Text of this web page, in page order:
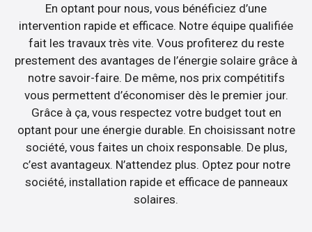
En optant pour nous, vous bénéficiez d’une
intervention rapide et efficace. Notre équipe qualifiée
fait les travaux très vite. Vous profiterez du reste
prestement des avantages de l’énergie solaire grâce à
notre savoir-faire. De même, nos prix compétitifs
vous permettent d’économiser dès le premier jour.
Grâce à ça, vous respectez votre budget tout en
optant pour une énergie durable. En choisissant notre
société, vous faites un choix responsable. De plus,
c’est avantageux. N’attendez plus. Optez pour notre
société, installation rapide et efficace de panneaux
solaires.